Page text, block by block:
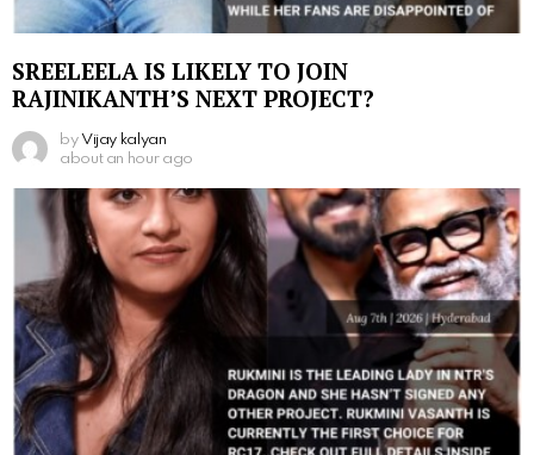
SREELEELA IS LIKELY TO JOIN
RAJINIKANTH’S NEXT PROJECT?
by Vijay kalyan
about an hour ago